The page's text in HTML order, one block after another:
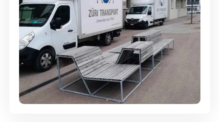
Umzugsreinigung - mit
Abgabegarantie